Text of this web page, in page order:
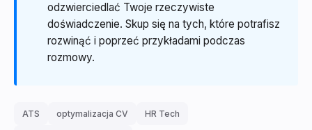
odzwierciedlać Twoje rzeczywiste
doświadczenie. Skup się na tych, które potrafisz
rozwinąć i poprzeć przykładami podczas
rozmowy.
ATS optymalizacja CV HR Tech